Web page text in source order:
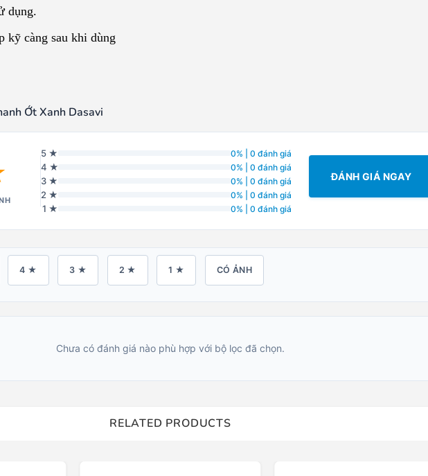
dụng.
kỹ càng sau khi dùng
Ớt Xanh Dasavi
5 ★ 0% | 0 đánh giá
4 ★ 0% | 0 đánh giá
3 ★ 0% | 0 đánh giá
2 ★ 0% | 0 đánh giá
1 ★ 0% | 0 đánh giá
ĐÁNH GIÁ NGAY
4 ★ 3 ★ 2 ★ 1 ★ CÓ ẢNH
Chưa có đánh giá nào phù hợp với bộ lọc đã chọn.
RELATED PRODUCTS